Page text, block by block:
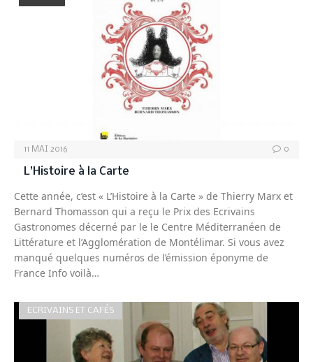
11 MAI 2016 0
L’Histoire à la Carte
Cette année, c’est « L’Histoire à la Carte » de Thierry Marx et
Bernard Thomasson qui a reçu le Prix des Ecrivains
Gastronomes décerné par le le Centre Méditerranéen de
Littérature et l’Agglomération de Montélimar. Si vous avez
manqué quelques numéros de l’émission éponyme de
France Info voilà…
ECRIVAINS ET CAFÉS